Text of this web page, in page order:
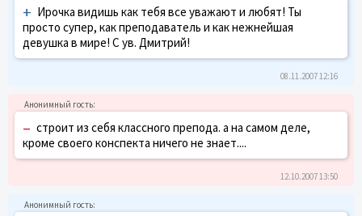
+ Ирочка видишь как тебя все уважают и любят! Ты
просто супер, как преподаватель и как нежнейшая
девушка в мире! С ув. Дмитрий!
08.11.2007 12:16
– строит из себя классного препода. а на самом деле,
кроме своего конспекта ничего не знает....
12.10.2007 13:50